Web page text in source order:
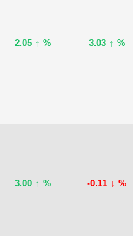
2.05 ↑ % 3.03 ↑ %
3.00 ↑ % -0.11 ↓ %